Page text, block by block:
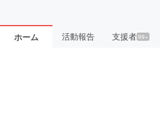
ホーム 活動報告 支援者99+